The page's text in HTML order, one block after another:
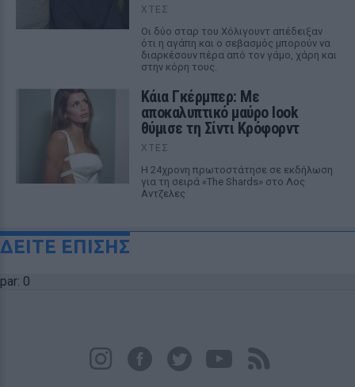
ΧΤΕΣ
Οι δύο σταρ του Χόλιγουντ απέδειξαν
ότι η αγάπη και ο σεβασμός μπορούν να
διαρκέσουν πέρα από τον γάμο, χάρη και
στην κόρη τους.
Κάια Γκέρμπερ: Με
αποκαλυπτικό μαύρο look
θύμισε τη Σίντι Κρόφορντ
ΧΤΕΣ
Η 24χρονη πρωτοστάτησε σε εκδήλωση
για τη σειρά «The Shards» στο Λος
Αντζελες
ΔΕΙΤΕ ΕΠΙΣΗΣ
par: 0